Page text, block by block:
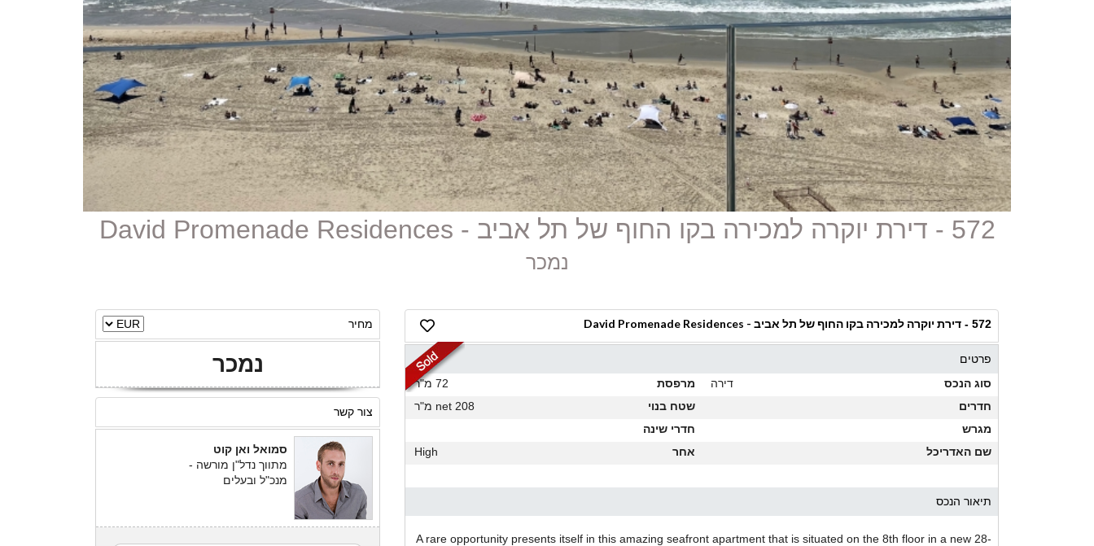
572 - דירת יוקרה למכירה בקו החוף של תל אביב - David Promenade Residences
נמכר
572 - דירת יוקרה למכירה בקו החוף של תל אביב - David Promenade Residences
פרטים
סוג הנכס
דירה מרפסת
72 מ"ר
חדרים
שטח בנוי
208 net מ"ר
מגרש
חדרי שינה
שם האדריכל
אחר High
תיאור הנכס
A rare opportunity presents itself in this amazing seafront apartment that is situated on the 8th floor in a new 28-
מחיר
נמכר
צור קשר
סמואל ואן קוט
מתווך נדל"ן מורשה -
מנכ"ל ובעלים